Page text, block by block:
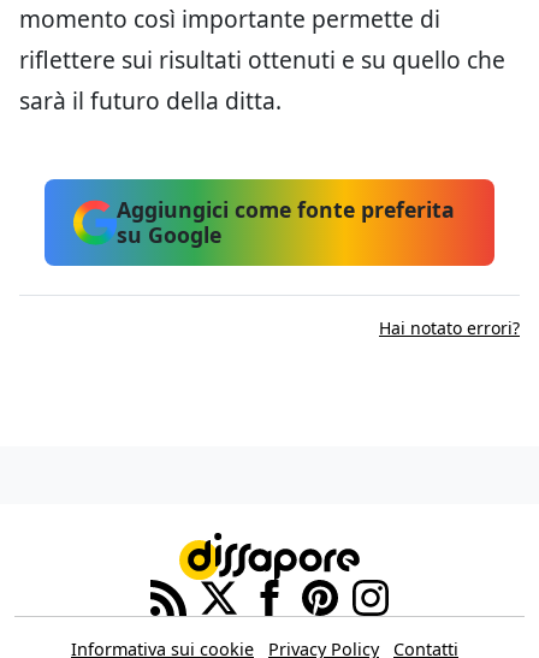
momento così importante permette di
riflettere sui risultati ottenuti e su quello che
sarà il futuro della ditta.
Aggiungici come fonte preferita
su Google
Hai notato errori?
Informativa sui cookie Privacy Policy Contatti